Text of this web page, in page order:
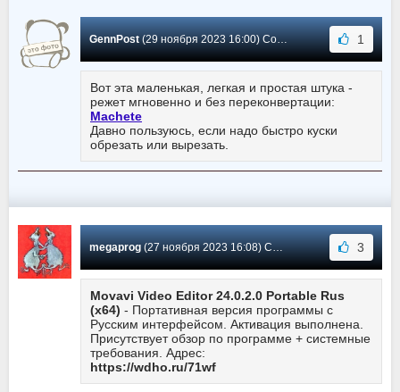
GennPost(29 ноября 2023 16:00) Сообщение #578 1
Вот эта маленькая, легкая и простая штука -
режет мгновенно и без переконвертации:
Machete
Давно пользуюсь, если надо быстро куски
обрезать или вырезать.
megaprog(27 ноября 2023 16:08) Сообщение #577 3
Movavi Video Editor 24.0.2.0 Portable Rus
(x64) - Портативная версия программы с
Русским интерфейсом. Активация выполнена.
Присутствует обзор по программе + системные
требования. Адрес:
https://wdho.ru/71wf